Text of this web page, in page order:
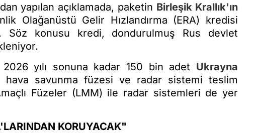
yapılan açıklamada, paketin Birleşik Krallık'ın
Olağanüstü Gelir Hızlandırma (ERA) kredisi
Söz konusu kredi, dondurulmuş Rus devlet
2026 yılı sonuna kadar 150 bin adet Ukrayna
hava savunma füzesi ve radar sistemi teslim
Füzeler (LMM) ile radar sistemleri de yer
KORUYACAK"